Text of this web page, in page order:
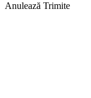
Anulează Trimite